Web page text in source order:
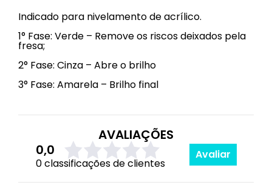
Indicado para nivelamento de acrílico.
1° Fase: Verde – Remove os riscos deixados pela
fresa;
2° Fase: Cinza – Abre o brilho
3° Fase: Amarela – Brilho final
AVALIAÇÕES
0,0
0 classificações de clientes
Avaliar